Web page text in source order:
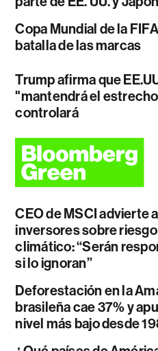
Copa Mundial de la
batalla de las marcas
Trump afirma que
"mantendrá el
controlará
CEO de MSCI advierte a
inversores sobre riesgo
climático: “Serán
si lo ignoran”
Deforestación en la
brasileña cae 37% y
nivel más bajo desde